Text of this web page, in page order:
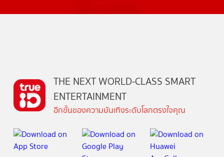
THE NEXT WORLD-CLASS SMART
ENTERTAINMENT
อีกขั้นของความบันเทิงระดับโลกตรงใจคุณ